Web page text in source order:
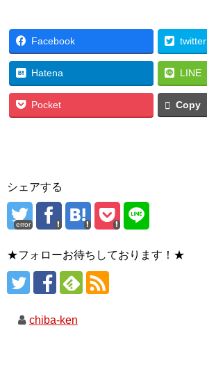
Facebook twitter
Hatena LINE
Pocket Copy
シェアする
error
★フォローお待ちしております！★
chiba-ken